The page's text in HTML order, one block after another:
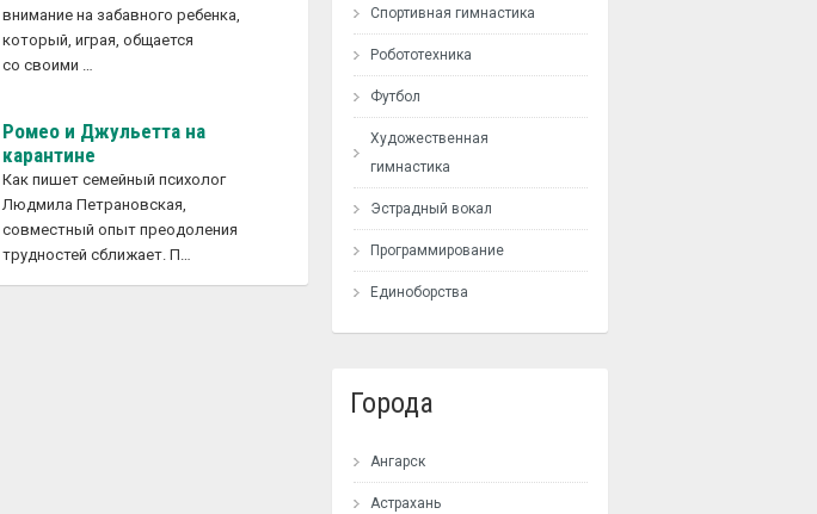
внимание на забавного ребенка,
который, играя, общается
со своими …
Ромео и Джульетта на
карантине
Как пишет семейный психолог
Людмила Петрановская,
совместный опыт преодоления
трудностей сближает. П…
Спортивная гимнастика
Робототехника
Футбол
Художественная
гимнастика
Эстрадный вокал
Программирование
Единоборства
Города
Ангарск
Астрахань